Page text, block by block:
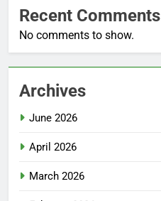
Recent Comments
No comments to show.
Archives
June 2026
April 2026
March 2026